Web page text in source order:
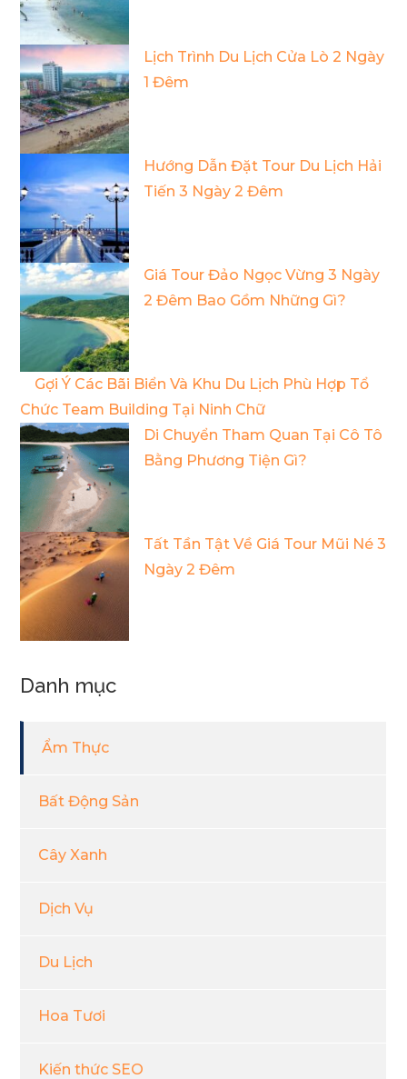
Lịch Trình Du Lịch Cửa Lò 2 Ngày
1 Đêm
Hướng Dẫn Đặt Tour Du Lịch Hải
Tiến 3 Ngày 2 Đêm
Giá Tour Đảo Ngọc Vừng 3 Ngày
2 Đêm Bao Gồm Những Gì?
Gợi Ý Các Bãi Biển Và Khu Du Lịch Phù Hợp Tổ
Chức Team Building Tại Ninh Chữ
Di Chuyển Tham Quan Tại Cô Tô
Bằng Phương Tiện Gì?
Tất Tần Tật Về Giá Tour Mũi Né 3
Ngày 2 Đêm
Danh mục
Ẩm Thực
Bất Động Sản
Cây Xanh
Dịch Vụ
Du Lịch
Hoa Tươi
Kiến thức SEO